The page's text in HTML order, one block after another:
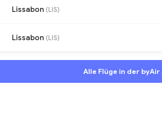
Lissabon (LIS)
Lissabon (LIS)
Alle Flüge in der byAir